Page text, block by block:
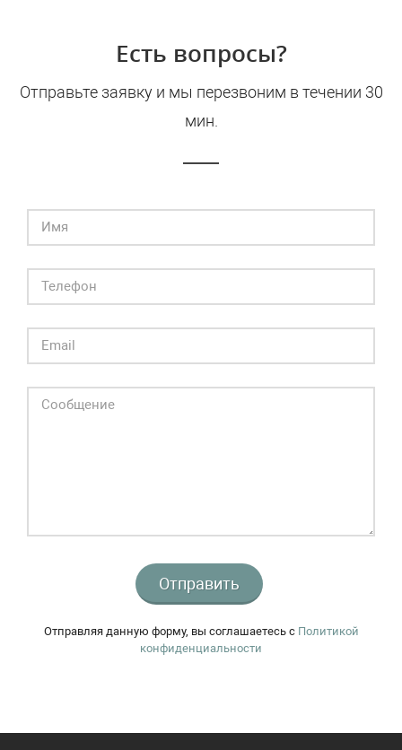
Есть вопросы?
Отправьте заявку и мы перезвоним в течении 30
мин.
Отправить
Отправляя данную форму, вы соглашаетесь c Политикой
конфиденциальности